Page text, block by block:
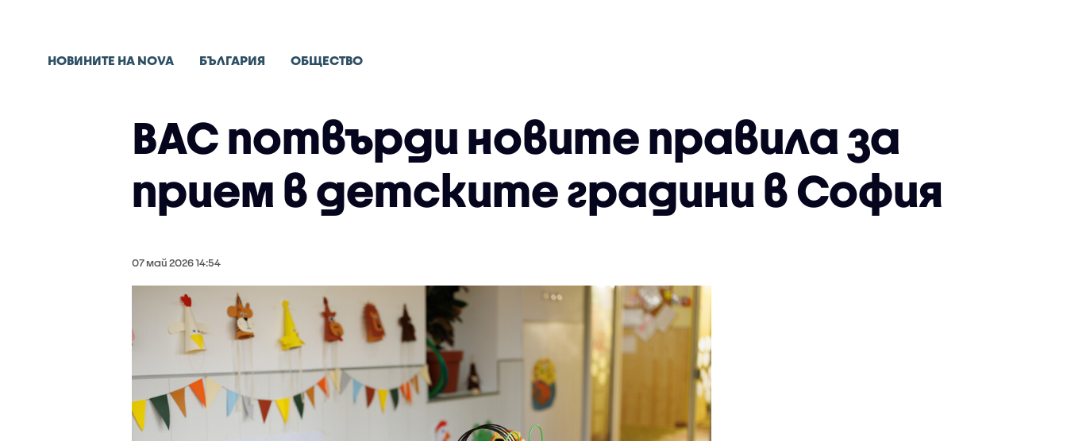
НОВИНИТЕ НА NOVA БЪЛГАРИЯ ОБЩЕСТВО
ВАС потвърди новите правила за
прием в детските градини в София
07 май 2026 14:54